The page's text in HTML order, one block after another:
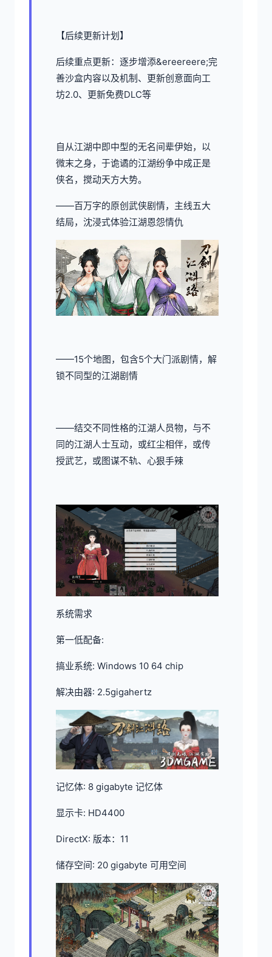
【后续更新计划】
后续重点更新：逐步增添&ereereere;完
善沙盒内容以及机制、更新创意面向工
坊2.0、更新免费DLC等
自从江湖中即中型的无名间辈伊始，以
微末之身，于诡谲的江湖纷争中成正是
侠名，搅动天方大势。
——百万字的原创武侠剧情，主线五大
结局，沈浸式体验江湖恩怨情仇
——15个地图，包含5个大门派剧情，解
锁不同型的江湖剧情
——结交不同性格的江湖人员物，与不
同的江湖人士互动，或红尘相伴，或传
授武艺，或图谋不轨、心狠手辣
系统需求
第一低配备:
搞业系统: Windows 10 64 chip
解决由器: 2.5gigahertz
记忆体: 8 gigabyte 记忆体
显示卡: HD4400
DirectX: 版本：11
储存空间: 20 gigabyte 可用空间